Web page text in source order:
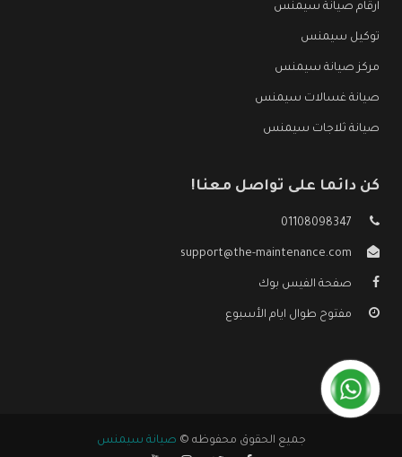
ارقام صيانة سيمنس
توكيل سيمنس
مركز صيانة سيمنس
صيانة غسالات سيمنس
صيانة ثلاجات سيمنس
كن دائما على تواصل معنا!
01108098347
support@the-maintenance.com
صفحة الفيس بوك
مفتوح طوال ايام الأسبوع
جميع الحقوق محفوظه © صيانة سيمنس